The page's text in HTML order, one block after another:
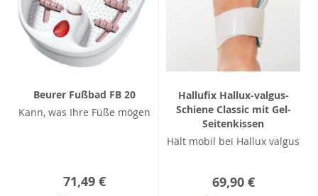
Beurer Fußbad FB 20
Kann, was Ihre Füße mögen
71,49 €
Hallufix Hallux-valgus-
Schiene Classic mit Gel-
Seitenkissen
Hält mobil bei Hallux valgus
69,90 €